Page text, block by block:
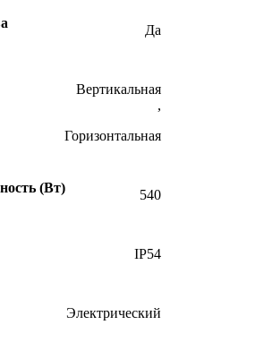
Да
Вертикальная
,
Горизонтальная
(Вт) 540
IP54
Электрический